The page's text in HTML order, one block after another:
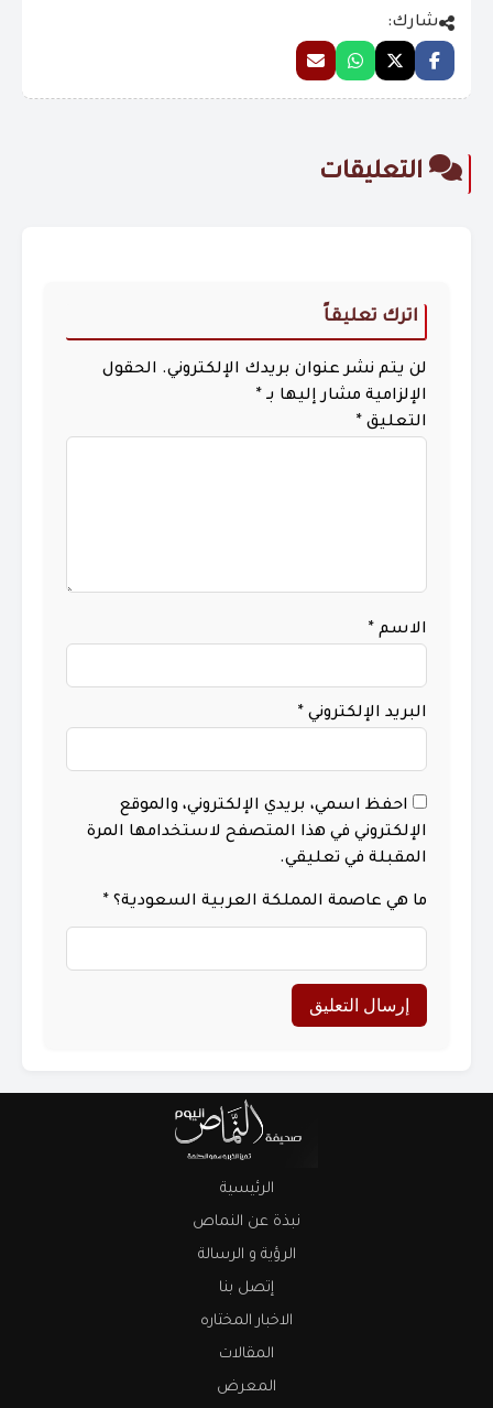
شارك:
التعليقات
اترك تعليقاً
لن يتم نشر عنوان بريدك الإلكتروني. الحقول
الإلزامية مشار إليها بـ *
التعليق *
الاسم *
البريد الإلكتروني *
احفظ اسمي، بريدي الإلكتروني، والموقع
الإلكتروني في هذا المتصفح لاستخدامها المرة
المقبلة في تعليقي.
ما هي عاصمة المملكة العربية السعودية؟ *
الرئيسية
نبذة عن النماص
الرؤية و الرسالة
إتصل بنا
الاخبار المختاره
المقالات
المعرض